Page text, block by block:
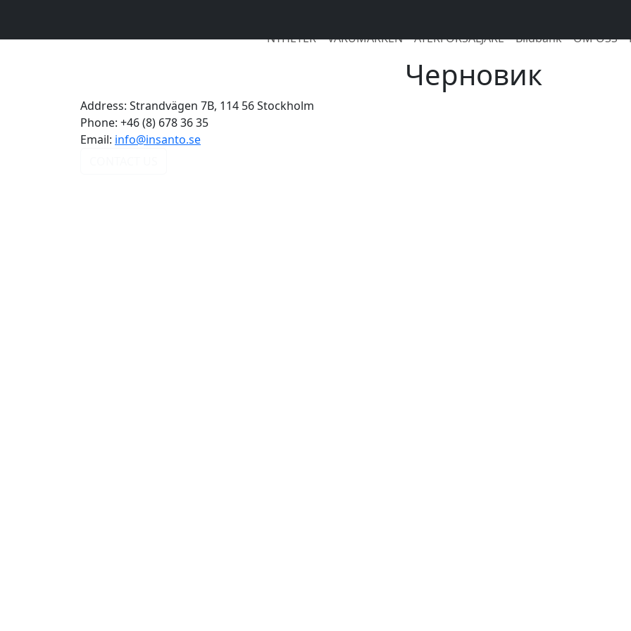
NYHETER
VARUMÄRKEN ÅTERFÖRSÄLJARE Bildbank OM OSS
Черновик
Address: Strandvägen 7B, 114 56 Stockholm
Phone: +46 (8) 678 36 35
Email: info@insanto.se